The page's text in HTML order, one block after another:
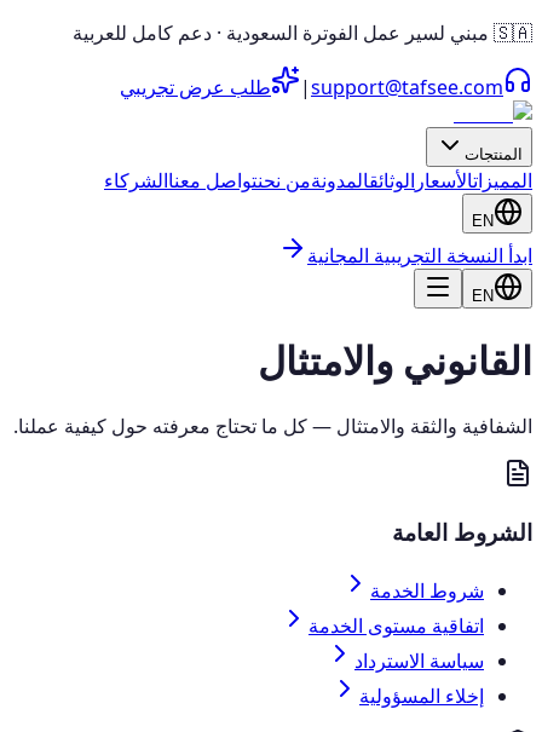
🇸🇦 مبني لسير عمل الفوترة السعودية · دعم كامل للعربية
support@tafsee.com
| طلب عرض تجريبي
المنتجات
المميزاتالأسعار الوثائقالمدونةمن نحنتواصل معناالشركاء
EN
ابدأ النسخة التجريبية المجانية
EN
القانوني والامتثال
الشفافية والثقة والامتثال — كل ما تحتاج معرفته حول كيفية عملنا.
الشروط العامة
شروط الخدمة
اتفاقية مستوى الخدمة
سياسة الاسترداد
إخلاء المسؤولية